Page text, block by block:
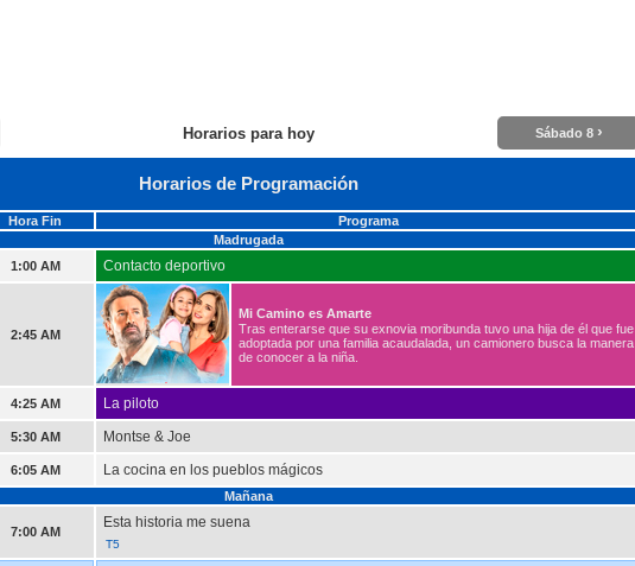
Horarios para hoy Sábado 8 ›
Horarios de Programación
Hora Fin
Programa
Madrugada
1:00 AM Contacto deportivo
2:45 AM
Mi Camino es Amarte
Tras enterarse que su exnovia moribunda tuvo una hija de él que fue
adoptada por una familia acaudalada, un camionero busca la manera
de conocer a la niña.
4:25 AM La piloto
5:30 AM Montse & Joe
6:05 AM La cocina en los pueblos mágicos
Mañana
7:00 AM
Esta historia me suena
T5